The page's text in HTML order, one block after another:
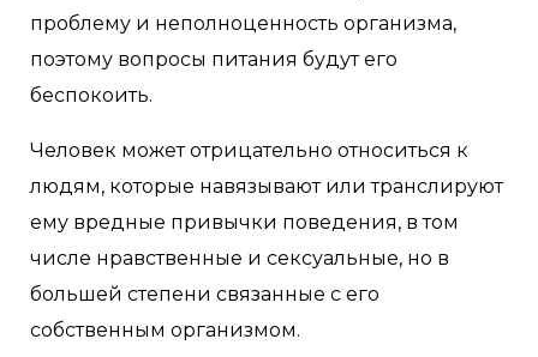
проблему и неполноценность организма,
поэтому вопросы питания будут его
беспокоить.
Человек может отрицательно относиться к
людям, которые навязывают или транслируют
ему вредные привычки поведения, в том
числе нравственные и сексуальные, но в
большей степени связанные с его
собственным организмом.